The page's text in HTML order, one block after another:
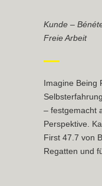
Kunde –
Freie Arbeit
Imagine Being
– festgemacht
Perspektive.
First 47.7 von
Regatten und